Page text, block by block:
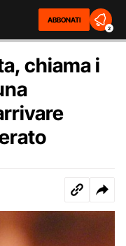
ABBONATI
2
chiama i